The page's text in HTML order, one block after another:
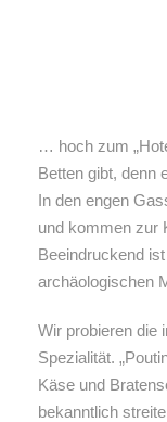
… hoch zum
Betten gibt, denn
In den engen
und kommen zur
Beeindruckend
archäologischen
Wir probieren die
Spezialität.
Käse und
bekanntlich